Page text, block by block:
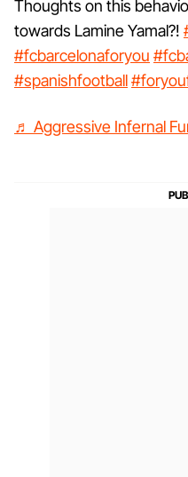
Thoughts on this
towards Lamine Yamal?!
#fcbarcelonaforyou
#spanishfootball
♬ Aggressive Infernal